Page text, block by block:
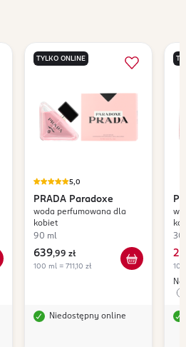
TYLKO ONLINE
5,0
PRADA Paradoxe
woda perfumowana dla
kobiet
90 ml
639,99 zł
100 ml = 711,10 zł
Niedostępny online
30